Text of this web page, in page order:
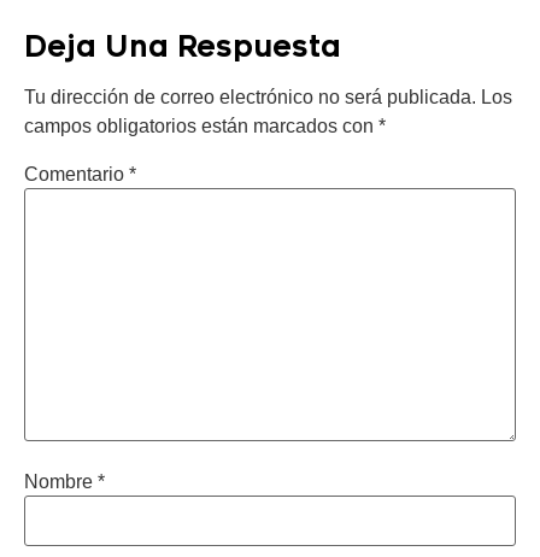
Deja Una Respuesta
Tu dirección de correo electrónico no será publicada. Los
campos obligatorios están marcados con *
Comentario *
Nombre *